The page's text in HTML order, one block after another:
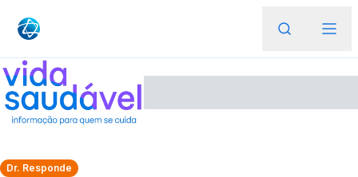
Dr. Responde